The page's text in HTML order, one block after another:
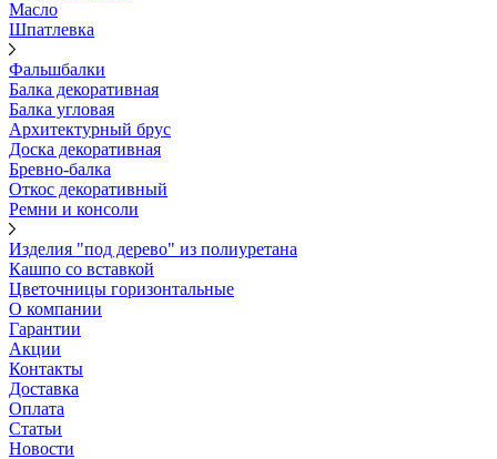
Масло
Шпатлевка
Фальшбалки
Балка декоративная
Балка угловая
Архитектурный брус
Доска декоративная
Бревно-балка
Откос декоративный
Ремни и консоли
Изделия "под дерево" из полиуретана
Кашпо со вставкой
Цветочницы горизонтальные
О компании
Гарантии
Акции
Контакты
Доставка
Оплата
Статьи
Новости